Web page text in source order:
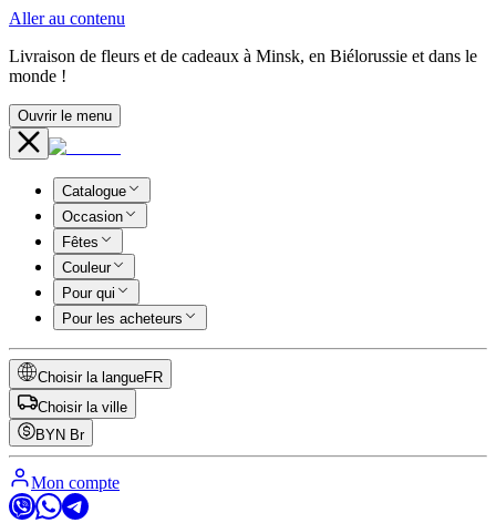
Aller au contenu
Livraison de fleurs et de cadeaux à Minsk, en Biélorussie et dans le
monde !
Ouvrir le menu
Catalogue
Occasion
Fêtes
Couleur
Pour qui
Pour les acheteurs
Choisir la langueFR
Choisir la ville
BYN Br
Mon compte